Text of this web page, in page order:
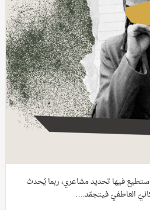
أستطيع فيها تحديد مشاعري، ربما يُحدث
العاطفيّ فيتجمّد.…